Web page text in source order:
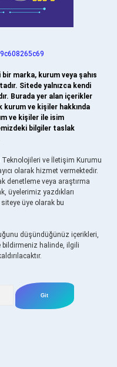
marka, kurum veya şahıs
Sitede yalnızca kendi
Burada yer alan içerikler
ve kişiler hakkında
ve kişiler ile isim
bilgiler taslak
Teknolojileri ve İletişim Kurumu
olarak hizmet vermektedir.
denetleme veya araştırma
üyelerimiz yazdıkları
üye olarak bu
düşündüğünüz içerikleri,
bildirmeniz halinde, ilgili